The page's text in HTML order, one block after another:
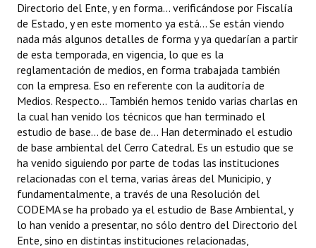
Directorio del Ente, y en forma... verificándose por Fiscalía
de Estado, y en este momento ya está... Se están viendo
nada más algunos detalles de forma y ya quedarían a partir
de esta temporada, en vigencia, lo que es la
reglamentación de medios, en forma trabajada también
con la empresa. Eso en referente con la auditoría de
Medios. Respecto... También hemos tenido varias charlas en
la cual han venido los técnicos que han terminado el
estudio de base... de base de... Han determinado el estudio
de base ambiental del Cerro Catedral. Es un estudio que se
ha venido siguiendo por parte de todas las instituciones
relacionadas con el tema, varias áreas del Municipio, y
fundamentalmente, a través de una Resolución del
CODEMA se ha probado ya el estudio de Base Ambiental, y
lo han venido a presentar, no sólo dentro del Directorio del
Ente, sino en distintas instituciones relacionadas,